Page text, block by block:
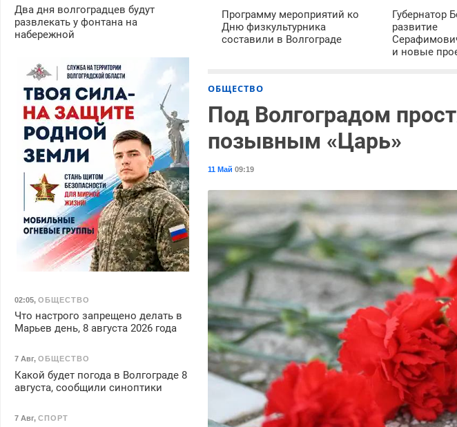
Программу мероприятий ко
Дню физкультурника
составили в Волгограде
Губернатор
развитие
и новые
ОБЩЕСТВО
Под Волгоградом
позывным «Царь»
11 Май 09:19
Два дня волгоградцев будут
развлекать у фонтана на
набережной
02:05, ОБЩЕСТВО
Что настрого запрещено делать в
Марьев день, 8 августа 2026 года
7 Авг, ОБЩЕСТВО
Какой будет погода в Волгограде 8
августа, сообщили синоптики
7 Авг, СПОРТ